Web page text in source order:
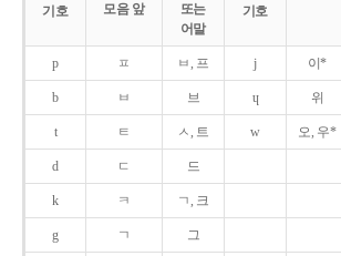
기호
기호
모음 앞
또는
어말
p ㅍ ㅂ, 프 j 이*
b ㅂ 브 ɥ 위
t ㅌ ㅅ, 트 w 오, 우*
d ㄷ 드
k ㅋ ㄱ, 크
g ㄱ 그